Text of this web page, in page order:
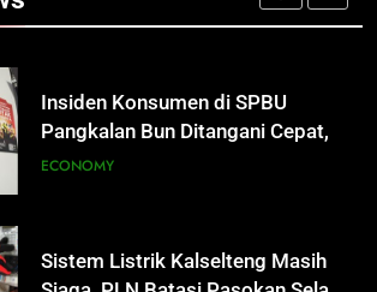
Tetap Jalan
Sistem Listrik Kalselteng Masih
Siaga, PLN Batasi Pasokan Selama
7 Hari
ECONOMY
Distribusi BBM Diperkuat,